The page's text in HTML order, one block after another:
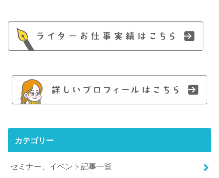
カテゴリー
セミナー、イベント記事一覧